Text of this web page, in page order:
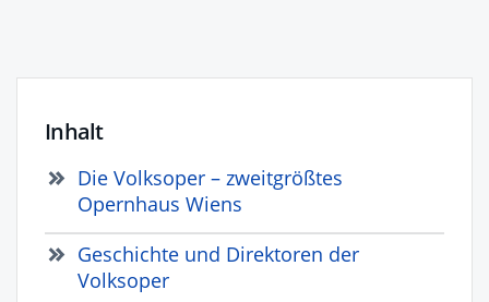
Inhalt
Die Volksoper – zweitgrößtes
Opernhaus Wiens
Geschichte und Direktoren der
Volksoper